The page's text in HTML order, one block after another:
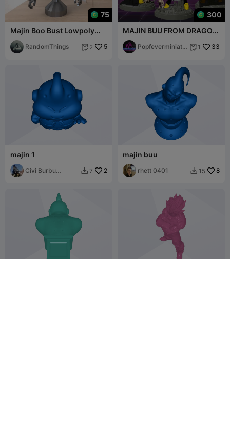
75
Majin Boo Bust Lowpoly
Low poly
RandomThings  2 5
300
MAJIN BUU FROM DRAGON
BALL Z
Popfeverminiatu
 1 33
majin 1
Civi Burbu
 7 2
majin buu
rhett 0401  15 8